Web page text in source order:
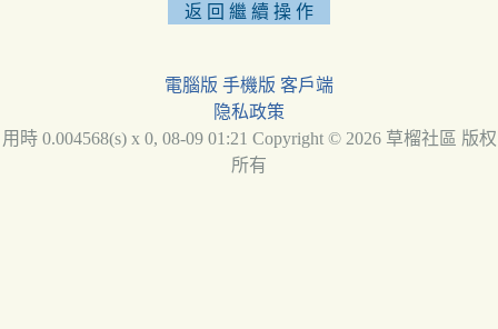
電腦版 手機版 客戶端
隐私政策
用時 0.004568(s) x 0, 08-09 01:21 Copyright © 2026 草榴社區 版权
所有